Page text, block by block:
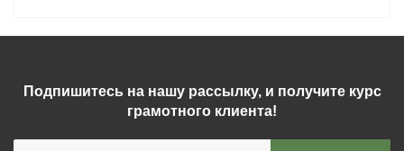
Подпишитесь на нашу рассылку, и получите курс
грамотного клиента!